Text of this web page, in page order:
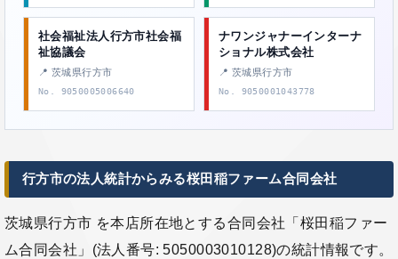
社会福祉法人行方市社会福
祉協議会
📍 茨城県行方市
No. 9050005006640
ナワンジャナーインターナ
ショナル株式会社
📍 茨城県行方市
No. 9050001043778
行方市の法人統計からみる桜田稲ファーム合同会社
茨城県行方市 を本店所在地とする合同会社「桜田稲ファー
ム合同会社」(法人番号: 5050003010128)の統計情報です。